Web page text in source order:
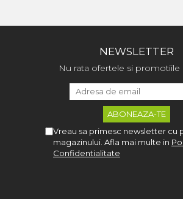
NEWSLETTER
Nu rata ofertele si promotiile
Vreau sa primesc newsletter cu
magazinului. Afla mai multe in
Confidentialitate